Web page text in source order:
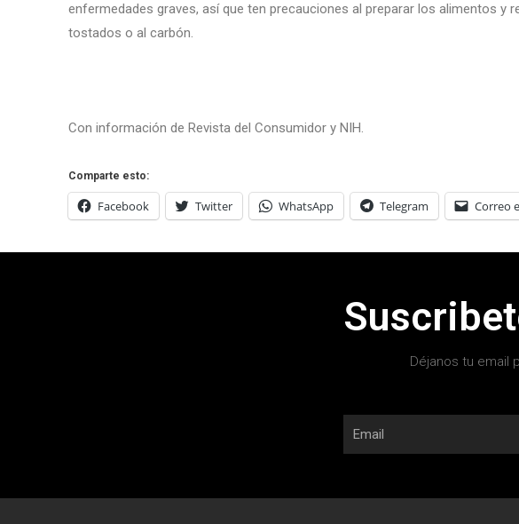
enfermedades graves, así que ten precauciones al preparar los alimentos y
tostados o al carbón.
Con información de Revista del Consumidor y NIH.
Comparte esto:
Facebook Twitter WhatsApp Telegram Correo
Déjanos tu email